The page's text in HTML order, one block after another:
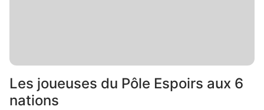
Les joueuses du Pôle Espoirs aux 6
nations